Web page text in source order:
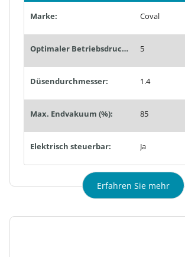
Marke: Coval
Optimaler Betriebsdruck (bar): 5
Düsendurchmesser: 1.4
Max. Endvakuum (%): 85
Elektrisch steuerbar: Ja
Erfahren Sie mehr